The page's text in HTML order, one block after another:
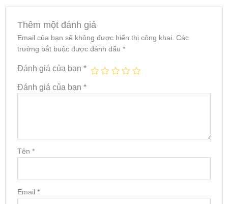
Thêm một đánh giá
Email của bạn sẽ không được hiển thị công khai. Các
trường bắt buộc được đánh dấu *
Đánh giá của bạn *
Đánh giá của bạn *
Tên *
Email *